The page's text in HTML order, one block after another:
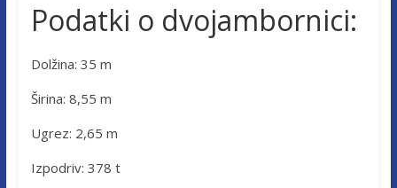
Podatki o dvojambornici:
Dolžina: 35 m
Širina: 8,55 m
Ugrez: 2,65 m
Izpodriv: 378 t